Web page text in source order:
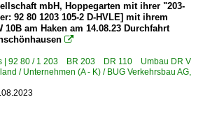
mbH, Hoppegarten mit ihrer "203-
92 80 1203 105-2 D-HVLE] mit ihrem
10B am Haken am 14.08.23 Durchfahrt

| 92 80 / 1 203 BR 203 DR 110 Umbau DR V
/ Unternehmen (A - K) / BUG Verkehrsbau AG,